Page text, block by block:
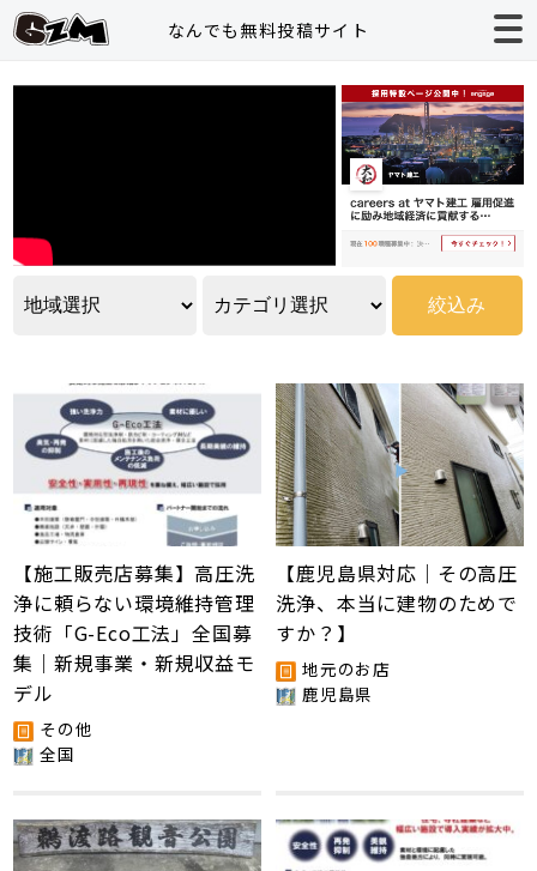
なんでも無料投稿サイト
【施工販売店募集】高圧洗
浄に頼らない環境維持管理
技術「G-Eco工法」全国募
集｜新規事業・新規収益モ
デル
その他
全国
【鹿児島県対応｜その高圧
洗浄、本当に建物のためで
すか？】
地元のお店
鹿児島県